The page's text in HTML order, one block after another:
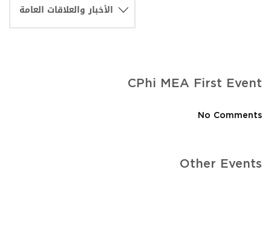
CPhi MEA First Event
No Comments
Other Events